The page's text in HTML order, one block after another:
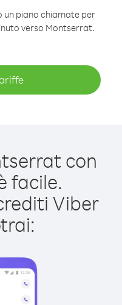
piano chiamate per
verso Montserrat.
con
facile.
Viber